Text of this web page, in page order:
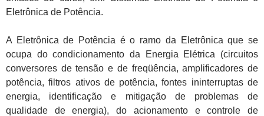
Eletrônica de Potência.
A Eletrônica de Potência é o ramo da Eletrônica que se
ocupa do condicionamento da Energia Elétrica (circuitos
conversores de tensão e de freqüência, amplificadores de
potência, filtros ativos de potência, fontes ininterruptas de
energia, identificação e mitigação de problemas de
qualidade de energia), do acionamento e controle de